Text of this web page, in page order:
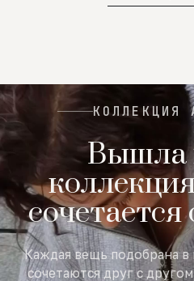
КОЛЛЕКЦИЯ
Вышла
Каждая вещь подобрана в
сочетаются друг с